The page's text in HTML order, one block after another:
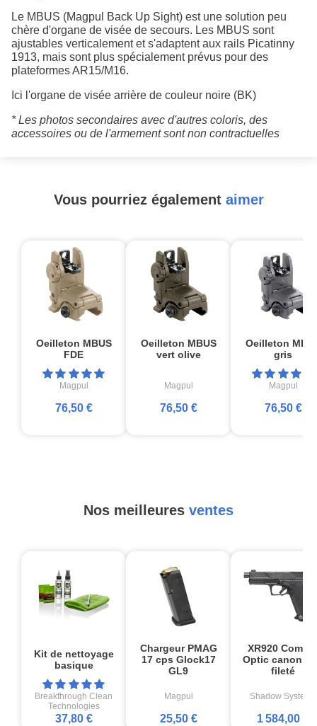
Le MBUS (Magpul Back Up Sight) est une solution peu
chère d'organe de visée de secours. Les MBUS sont
ajustables verticalement et s'adaptent aux rails Picatinny
1913, mais sont plus spécialement prévus pour des
plateformes AR15/M16.
Ici l'organe de visée arrière de couleur noire (BK)
* Les photos secondaires avec d'autres coloris, des
accessoires ou de l'armement sont non contractuelles
Vous pourriez également aimer
Oeilleton MBUS
FDE
Magpul
76,50 €
Oeilleton MBUS
vert olive
Magpul
76,50 €
Oeilleton
gris
Magpul
76,50 €
Nos meilleures ventes
Kit de nettoyage
basique
Breakthrough Clean
Technologies
37,80 €
Chargeur PMAG
17 cps Glock17
GL9
Magpul
25,50 €
XR920
Optic canon
fileté
Shadow Systems
1 584,00 €